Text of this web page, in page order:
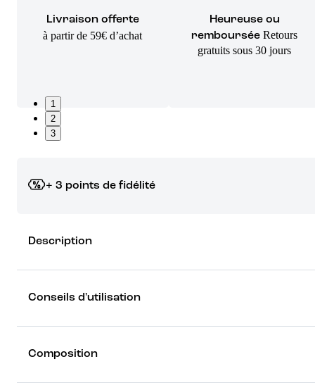
Livraison offerte
à partir de 59€ d’achat
Heureuse ou
remboursée Retours
gratuits sous 30 jours
1
2
3
+ 3 points de fidélité
rêver !
Découvrez les récompenses
Description
Conseils d'utilisation
Composition